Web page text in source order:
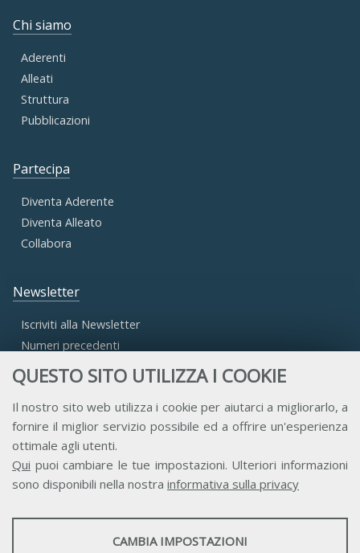
QUESTO SITO UTILIZZA I COOKIE
Il nostro sito web utilizza i cookie per aiutarci a migliorarlo, a
fornire il miglior servizio possibile ed a offrire un'esperienza
ottimale agli utenti.
Qui puoi cambiare le tue impostazioni. Ulteriori informazioni
sono disponibili nella nostra informativa sulla privacy
STATISTICHE
CAMBIA IMPOSTAZIONI
Chi siamo
Aderenti
Alleati
Struttura
Pubblicazioni
Partecipa
Diventa Aderente
Diventa Alleato
Collabora
Newsletter
Iscriviti alla Newsletter
Numeri precedenti
Accesso Aderenti
Accesso Consulta
Accesso Team